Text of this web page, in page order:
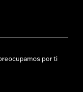
por ti